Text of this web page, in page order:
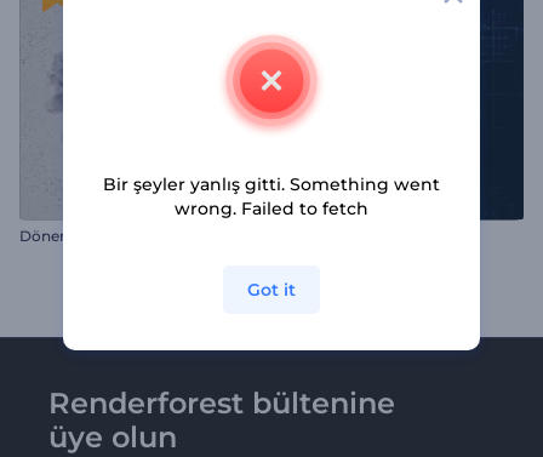
Dönen Duman Logo Gösterimi
Renderforest bültenine
üye olun
Bir şeyler yanlış gitti. Something went
wrong. Failed to fetch
Got it